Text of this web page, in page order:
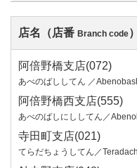
店名（店番 Branch code）
阿倍野橋支店(072)
あべのばししてん ／
阿倍野橋西支店(555)
あべのばしにししてん／
寺田町支店(021)
てらだちょうしてん／